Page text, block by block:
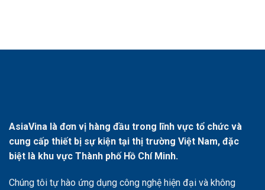
AsiaVina là đơn vị hàng đầu trong lĩnh vực tổ chức và
cung cấp thiết bị sự kiện tại thị trường Việt Nam, đặc
biệt là khu vực Thành phố Hồ Chí Minh.
Chúng tôi tự hào ứng dụng công nghệ hiện đại và không